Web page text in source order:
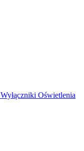
Wyłączniki Oświetlenia